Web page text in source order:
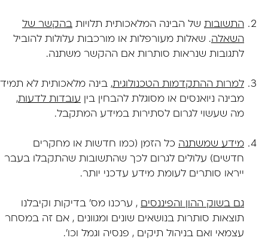
התשובות של הבינה המלאכותית תלויות בהקשר של
השאלה. שאלות מעורפלות או מורכבות עלולות להוביל
לתגובות שנראות סותרות אם ההקשר משתנה.
למרות ההתקדמות הטכנולוגית, בינה מלאכותית לא תמיד
מבינה ניואנסים או מסוגלת להבחין בין עובדות לדעות,
מה שעשוי לגרום לסתירות במידע המתקבל.
מידע שמשתנה כל הזמן (כמו חדשות או מחקרים
חדשים) עלולים לגרום לכך שהתשובות שהתקבלו בעבר
ייראו סותרים לעומת מידע עדכני יותר.
גם בשוק ההון והפיננסים , ערכנו מס' בדיקות וקיבלנו
תוצאות סותרות בנושאים שונים ומגוונים , אם זה במסחר
עצמאי ואם בניהול תיקים , פנסיה וגמל וכו'.